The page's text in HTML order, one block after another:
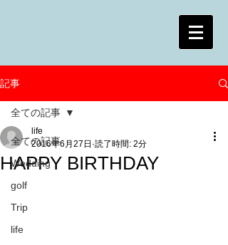
記事
全ての記事
Wedding
golf
Trip
life
全ての記事
HAPPY BIRTHDAY
life
2016年6月27日 読了時間: 2分